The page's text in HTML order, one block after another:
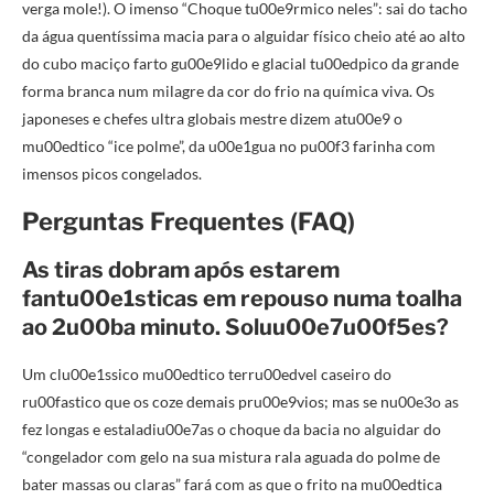
verga mole!). O imenso “Choque tu00e9rmico neles”: sai do tacho
da água quentíssima macia para o alguidar físico cheio até ao alto
do cubo maciço farto gu00e9lido e glacial tu00edpico da grande
forma branca num milagre da cor do frio na química viva. Os
japoneses e chefes ultra globais mestre dizem atu00e9 o
mu00edtico “ice polme”, da u00e1gua no pu00f3 farinha com
imensos picos congelados.
Perguntas Frequentes (FAQ)
As tiras dobram após estarem
fantu00e1sticas em repouso numa toalha
ao 2u00ba minuto. Soluu00e7u00f5es?
Um clu00e1ssico mu00edtico terru00edvel caseiro do
ru00fastico que os coze demais pru00e9vios; mas se nu00e3o as
fez longas e estaladiu00e7as o choque da bacia no alguidar do
“congelador com gelo na sua mistura rala aguada do polme de
bater massas ou claras” fará com as que o frito na mu00edtica